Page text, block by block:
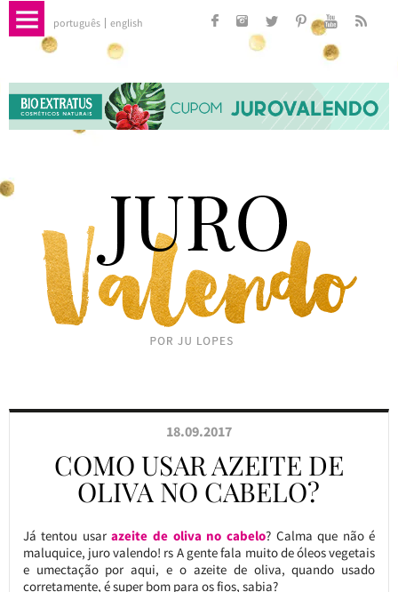
português english
18.09.2017
COMO USAR AZEITE DE
OLIVA NO CABELO?
Já tentou usarazeite de oliva no cabelo? Calma que não é
maluquice, juro valendo! rs A gente fala muito de óleos vegetais
e umectação por aqui, e o azeite de oliva, quando usado
corretamente, é super bom para os fios, sabia?